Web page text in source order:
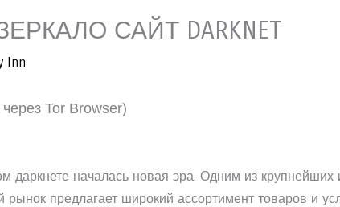
САЙТ DARKNET
Inn
Tor Browser)
даркнете началась новая эра. Одним из крупнейших
рынок предлагает широкий ассортимент товаров и